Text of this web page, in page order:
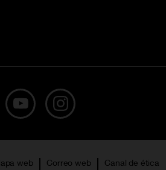
web Correo web Canal de ética